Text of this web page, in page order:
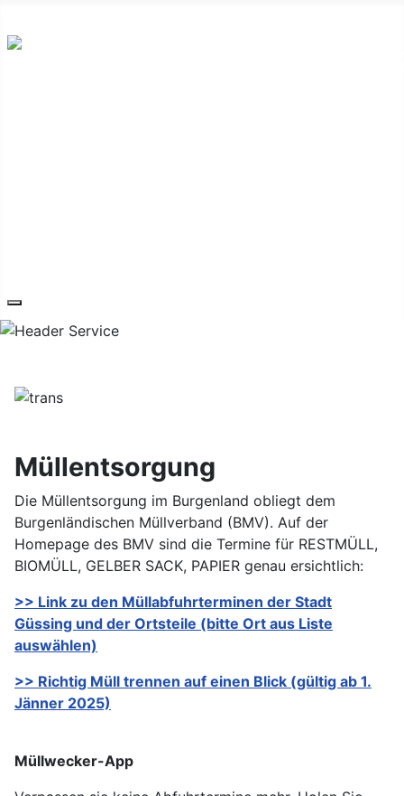
Müllentsorgung
Die Müllentsorgung im Burgenland obliegt dem
Burgenländischen Müllverband (BMV). Auf der
Homepage des BMV sind die Termine für RESTMÜLL,
BIOMÜLL, GELBER SACK, PAPIER genau ersichtlich:
>> Link zu den Müllabfuhrterminen der Stadt
Güssing und der Ortsteile (bitte Ort aus Liste
auswählen)
>> Richtig Müll trennen auf einen Blick (gültig ab 1.
Jänner 2025)
Müllwecker-App